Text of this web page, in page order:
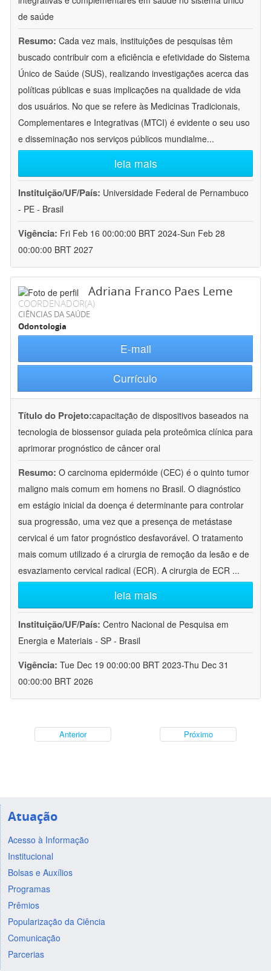
de saúde
Resumo: Cada vez mais, instituições de pesquisas têm
buscado contribuir com a eficiência e efetividade do Sistema
Único de Saúde (SUS), realizando investigações acerca das
políticas públicas e suas implicações na qualidade de vida
dos usuários. No que se refere às Medicinas Tradicionais,
Complementares e Integrativas (MTCI) é evidente o seu uso
e disseminação nos serviços públicos mundialme...
leia mais
Instituição/UF/País: Universidade Federal de Pernambuco
- PE - Brasil
Vigência: Fri Feb 16 00:00:00 BRT 2024-Sun Feb 28
00:00:00 BRT 2027
Adriana Franco Paes Leme
COORDENADOR(A)
CIÊNCIAS DA SAÚDE
Odontologia
E-mail
Currículo
Título do Projeto:capacitação de dispositivos baseados na
tecnologia de biossensor guiada pela proteômica clínica para
aprimorar prognóstico de câncer oral
Resumo: O carcinoma epidermóide (CEC) é o quinto tumor
maligno mais comum em homens no Brasil. O diagnóstico
em estágio inicial da doença é determinante para controlar
sua progressão, uma vez que a presença de metástase
cervical é um fator prognóstico desfavorável. O tratamento
mais comum utilizado é a cirurgia de remoção da lesão e de
esvaziamento cervical radical (ECR). A cirurgia de ECR ...
leia mais
Instituição/UF/País: Centro Nacional de Pesquisa em
Energia e Materiais - SP - Brasil
Vigência: Tue Dec 19 00:00:00 BRT 2023-Thu Dec 31
00:00:00 BRT 2026
Anterior Próximo
Atuação
Acesso à Informação
Institucional
Bolsas e Auxílios
Programas
Prêmios
Popularização da Ciência
Comunicação
Parcerias